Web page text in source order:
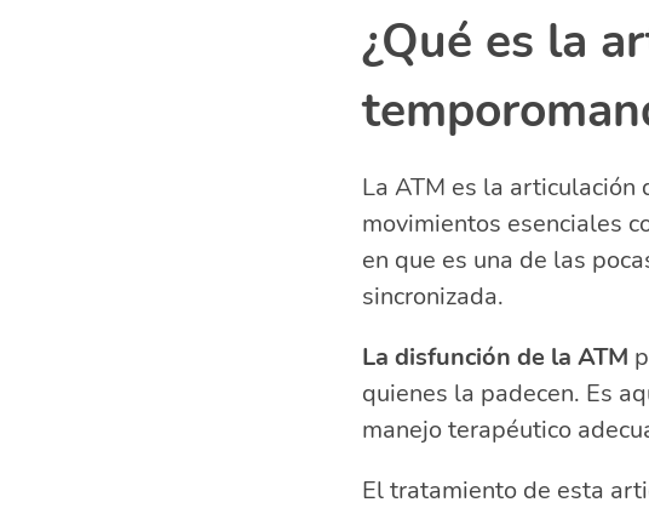
¿Cómo se
¿Cómo se
¿Qué es la
La ATM es la articulación
movimientos esenciales
en que es una de las
sincronizada.
La disfunción de la ATM
quienes la padecen. Es
manejo terapéutico
El tratamiento de esta